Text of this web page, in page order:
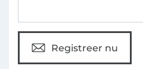
Registreer nu